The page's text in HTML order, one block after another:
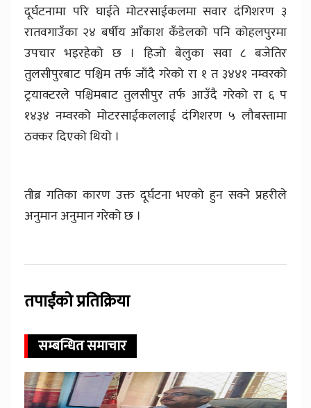
दूर्घटनामा परि घाईते मोटरसाईकलमा सवार दंगिशरण ३
रातवगाउँका २४ बर्षीय आँकाश कँडेलको पनि कोहलपुरमा
उपचार भइरहेको छ । हिजो बेलुका सवा ८ बजेतिर
तुलसीपुरबाट पश्चिम तर्फ जाँदै गरेको रा १ त ३४४१ नम्वरको
ट्रयाक्टरले पश्चिमबाट तुलसीपुर तर्फ आउँदै गरेको रा ६ प
१४३४ नम्वरको मोटरसाईकललाई दंगिशरण ५ लौबस्तामा
ठक्कर दिएको थियो ।
तीब्र गतिका कारण उक्त दूर्घटना भएको हुन सक्ने प्रहरीले
अनुमान अनुमान गरेको छ ।
तपाईंको प्रतिक्रिया
सम्बन्धित समाचार